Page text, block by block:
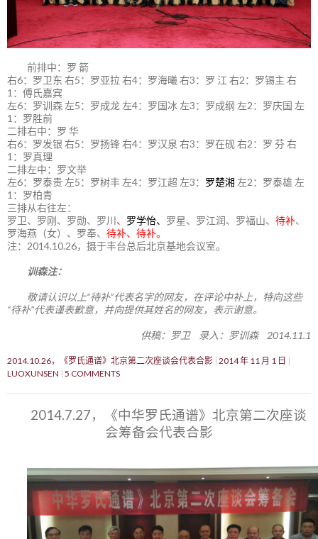
前排中：罗 箭
右6：罗卫东 右5：罗亚拉 右4：罗海曦 右3：罗 江 右2：罗锡主 右
1：傅氏嘉宾
左6：罗训森 左5：罗成龙 左4：罗国冰 左3：罗成纲 左2：罗庆国 左
1：罗胜前
二排右中：罗 华
右6：罗发银 右5：罗扬锋 右4：罗汉泉 右3：罗在砚 右2：罗 芬 右
1：罗真理
二排左中：罗文举
左6：罗泰贵 左5：罗树丰 左4：罗江超 左3： 罗楚湘 左2：罗泰雄 左
1：罗柏青
三排从右往左：
罗卫、罗刚、罗勋、罗川、 罗学怡、 罗星、罗江润、罗福山、 待补、
罗海燕（女）、罗奉、 待补、待补。
注：2014.10.26，摄于丰台总后北京基地会议室。
训森注：
敬请认识以上“待补”代表名字的网友，在评论中补上，特向这些
“待补”代表谨表歉意，并向提供其姓名的网友，表示谢意。
供稿：罗卫 录入：罗训森 2014.11.1
2014.10.26，《罗氏通谱》北京第二次座谈会代表合影 2014 年 11 月 1 日
LUOXUNSEN 5 COMMENTS
2014.7.27，《中华罗氏通谱》北京第二次座谈
会筹备会代表合影